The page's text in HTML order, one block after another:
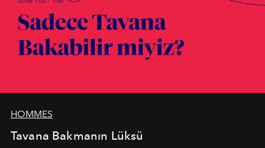
HOMMES
Tavana Bakmanın Lüksü